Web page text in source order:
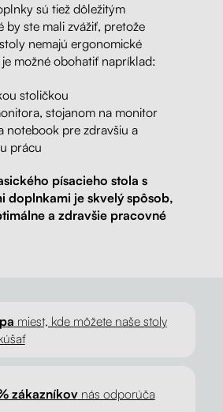
sú tiež dôležitým
by ste mali zvážiť, pretože
nemajú ergonomické
možné obohatiť napríklad:
stoličkou
stojanom na monitor
notebook pre zdravšiu a
prácu
písacieho stola s
doplnkami je skvelý spôsob,
a zdravšie pracovné
miest, kde môžete naše stoly
zákazníkovnás odporúča